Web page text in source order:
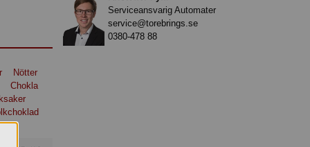
Nötter
Chokla
Serviceansvarig Automater
service@torebrings.se
0380-478 88